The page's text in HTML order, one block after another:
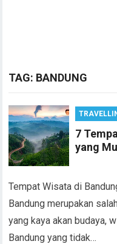
TAG: BANDUNG
7
yang
Tempat Wisata di
Bandung merupakan
yang kaya akan budaya,
Bandung yang tidak…